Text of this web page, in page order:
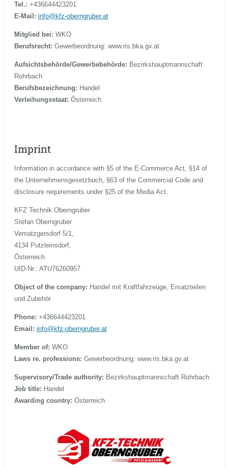
Tel.: +436644423201
E-Mail: info@kfz-oberngruber.at
Mitglied bei: WKO
Berufsrecht: Gewerbeordnung: www.ris.bka.gv.at
Aufsichtsbehörde/Gewerbebehörde: Bezirkshauptmannschaft
Rohrbach
Berufsbezeichnung: Handel
Verleihungsstaat: Österreich
Imprint
Information in accordance with §5 of the E-Commerce Act, §14 of
the Unternehmensgesetzbuch, §63 of the Commercial Code and
disclosure requirements under §25 of the Media Act.
KFZ Technik Oberngruber
Stefan Oberngruber
Vernatzgersdorf 5/1,
4134 Putzleinsdorf,
Österreich
UID-Nr.: ATU76260957
Object of the company: Handel mit Kraftfahrzeuge, Ersatzteilen
und Zubehör
Phone: +436644423201
Email: info@kfz-oberngruber.at
Member of: WKO
Laws re. professions: Gewerbeordnung: www.ris.bka.gv.at
Supervisory/Trade authority: Bezirkshauptmannschaft Rohrbach
Job title: Handel
Awarding country: Österreich